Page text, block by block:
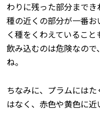
わりに残った部分までき
種の近くの部分が一番
く種をくわえているこ
飲み込むのは危険なの
ね。
ちなみに、プラムには
はなく、赤色や黄色に